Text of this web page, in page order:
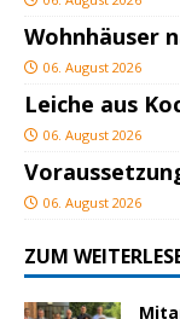
Wohnhäuser
06. August 2026
Leiche aus
06. August 2026
06. August 2026
ZUM